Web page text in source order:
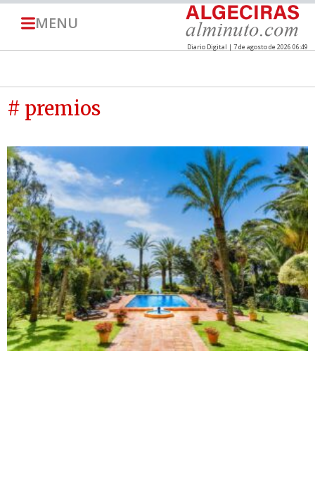
MENU
Diario Digital | 7 de agosto de 2026 06:49
# premios